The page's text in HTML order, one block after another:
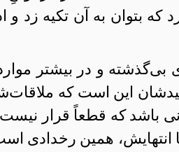
که بتوان به آن تکیه زد و
و در بیشتر موارد
این است که
باشد که قطعاً قرار
همین رخدادی